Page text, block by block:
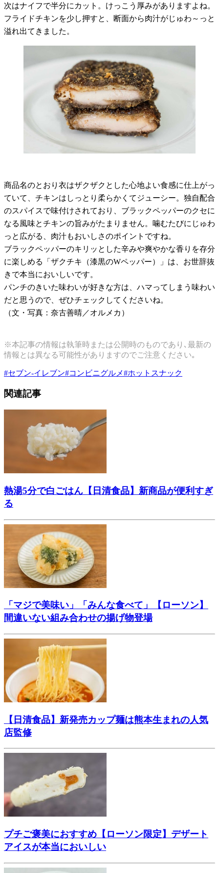
次はナイフで半分にカット。けっこう厚みがありますよね。
フライドチキンを少し押すと、断面から肉汁がじゅわ～っと
溢れ出てきました。
商品名のとおり衣はザクザクとした心地よい食感に仕上がっ
ていて、チキンはしっとり柔らかくてジューシー。独自配合
のスパイスで味付けされており、ブラックペッパーのクセに
なる風味とチキンの旨みがたまりません。噛むたびにじゅわ
っと広がる、肉汁もおいしさのポイントですね。
ブラックペッパーのキリッとした辛みや爽やかな香りを存分
に楽しめる「ザクチキ（漆黒のWペッパー）」は、お世辞抜
きで本当においしいです。
パンチのきいた味わいが好きな方は、ハマってしまう味わい
だと思うので、ぜひチェックしてくださいね。
（文・写真：奈古善晴／オルメカ）
※本記事の情報は執筆時または公開時のものであり､最新の
情報とは異なる可能性がありますのでご注意ください｡
#セブン-イレブン#コンビニグルメ#ホットスナック
関連記事
熱湯5分で白ごはん【日清食品】新商品が便利すぎ
る
「マジで美味い」「みんな食べて」【ローソン】
間違いない組み合わせの揚げ物登場
【日清食品】新発売カップ麺は熊本生まれの人気
店監修
プチご褒美におすすめ【ローソン限定】デザート
アイスが本当においしい